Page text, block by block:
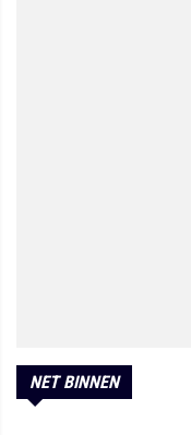
NET BINNEN